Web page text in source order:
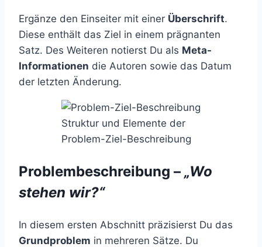
Ergänze den Einseiter mit einer Überschrift.
Diese enthält das Ziel in einem prägnanten
Satz. Des Weiteren notierst Du als Meta-
Informationen die Autoren sowie das Datum
der letzten Änderung.
Struktur und Elemente der
Problem-Ziel-Beschreibung
Problembeschreibung – „Wo
stehen wir?“
In diesem ersten Abschnitt präzisierst Du das
Grundproblem in mehreren Sätze. Du